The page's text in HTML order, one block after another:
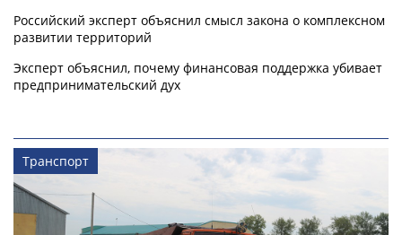
Российский эксперт объяснил смысл закона о комплексном
развитии территорий
Эксперт объяснил, почему финансовая поддержка убивает
предпринимательский дух
Транспорт